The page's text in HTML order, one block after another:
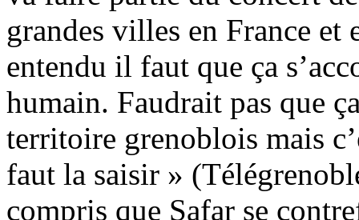
grandes villes en France et
entendu il faut que ça
humain. Faudrait pas que
territoire grenoblois mais
faut la saisir »
compris que Safar se